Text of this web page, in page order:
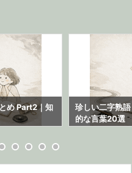
め Part2｜知
珍しい二字熟
的な言葉20選